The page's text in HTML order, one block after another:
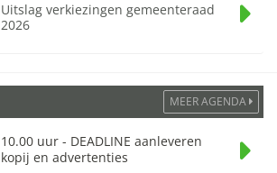
Uitslag verkiezingen gemeenteraad
2026
MEER AGENDA
10.00 uur - DEADLINE aanleveren
kopij en advertenties